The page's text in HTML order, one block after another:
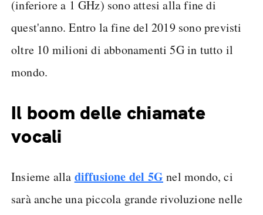
(inferiore a 1 GHz) sono attesi alla fine di
quest'anno. Entro la fine del 2019 sono previsti
oltre 10 milioni di abbonamenti 5G in tutto il
mondo.
Il boom delle chiamate
vocali
Insieme alla diffusione del 5G nel mondo, ci
sarà anche una piccola grande rivoluzione nelle